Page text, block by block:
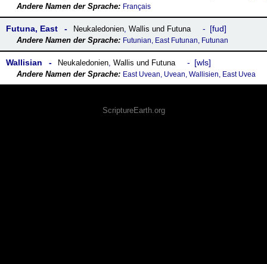
Français
Futuna, East Neukaledonien, Wallis und Futuna fud
Futunian, East Futunan, Futunan
Wallisian Neukaledonien, Wallis und Futuna wls
East Uvean, Uvean, Wallisien, East Uvea
ScriptureEarth.org